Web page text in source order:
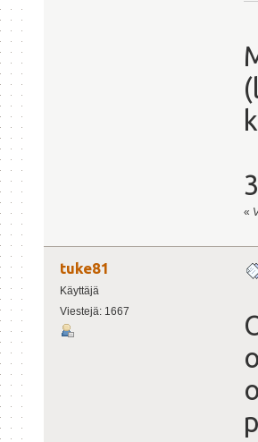
«
tuke81
Käyttäjä
Viestejä: 1667